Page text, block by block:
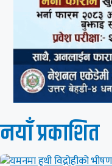
नयाँ प्रकाशित